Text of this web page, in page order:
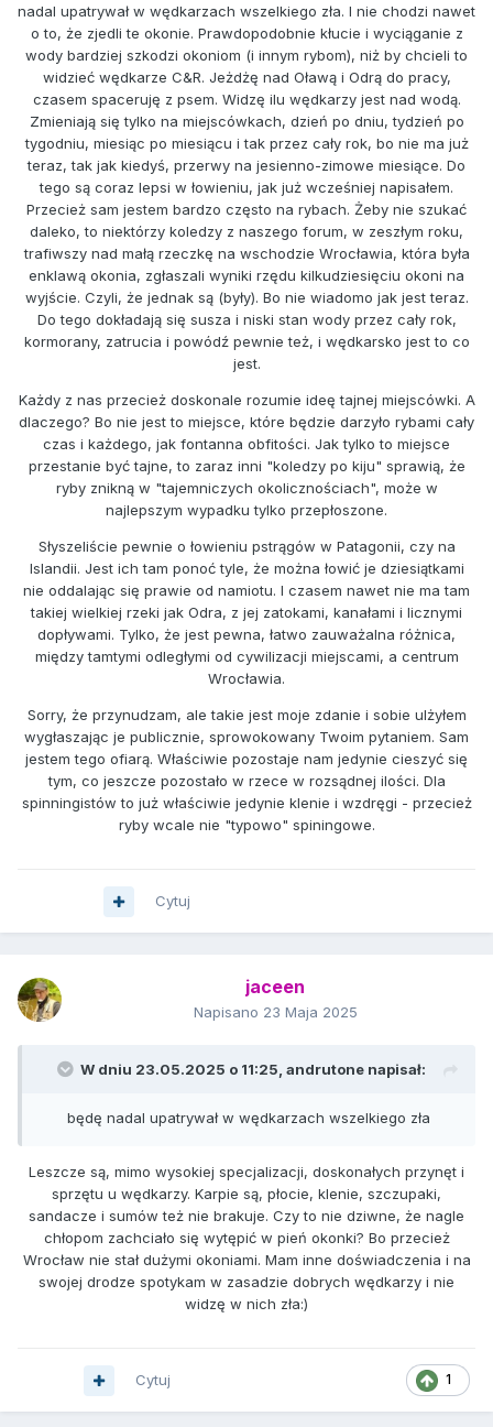
nadal upatrywał w wędkarzach wszelkiego zła. I nie chodzi nawet
o to, że zjedli te okonie. Prawdopodobnie kłucie i wyciąganie z
wody bardziej szkodzi okoniom (i innym rybom), niż by chcieli to
widzieć wędkarze C&R. Jeżdżę nad Oławą i Odrą do pracy,
czasem spaceruję z psem. Widzę ilu wędkarzy jest nad wodą.
Zmieniają się tylko na miejscówkach, dzień po dniu, tydzień po
tygodniu, miesiąc po miesiącu i tak przez cały rok, bo nie ma już
teraz, tak jak kiedyś, przerwy na jesienno-zimowe miesiące. Do
tego są coraz lepsi w łowieniu, jak już wcześniej napisałem.
Przecież sam jestem bardzo często na rybach. Żeby nie szukać
daleko, to niektórzy koledzy z naszego forum, w zeszłym roku,
trafiwszy nad małą rzeczkę na wschodzie Wrocławia, która była
enklawą okonia, zgłaszali wyniki rzędu kilkudziesięciu okoni na
wyjście. Czyli, że jednak są (były). Bo nie wiadomo jak jest teraz.
Do tego dokładają się susza i niski stan wody przez cały rok,
kormorany, zatrucia i powódź pewnie też, i wędkarsko jest to co
jest.
Każdy z nas przecież doskonale rozumie ideę tajnej miejscówki. A
dlaczego? Bo nie jest to miejsce, które będzie darzyło rybami cały
czas i każdego, jak fontanna obfitości. Jak tylko to miejsce
przestanie być tajne, to zaraz inni "koledzy po kiju" sprawią, że
ryby znikną w "tajemniczych okolicznościach", może w
najlepszym wypadku tylko przepłoszone.
Słyszeliście pewnie o łowieniu pstrągów w Patagonii, czy na
Islandii. Jest ich tam ponoć tyle, że można łowić je dziesiątkami
nie oddalając się prawie od namiotu. I czasem nawet nie ma tam
takiej wielkiej rzeki jak Odra, z jej zatokami, kanałami i licznymi
dopływami. Tylko, że jest pewna, łatwo zauważalna różnica,
między tamtymi odległymi od cywilizacji miejscami, a centrum
Wrocławia.
Sorry, że przynudzam, ale takie jest moje zdanie i sobie ulżyłem
wygłaszając je publicznie, sprowokowany Twoim pytaniem. Sam
jestem tego ofiarą. Właściwie pozostaje nam jedynie cieszyć się
tym, co jeszcze pozostało w rzece w rozsądnej ilości. Dla
spinningistów to już właściwie jedynie klenie i wzdręgi - przecież
ryby wcale nie "typowo" spiningowe.
Cytuj
jaceen
Napisano 23 Maja 2025
W dniu 23.05.2025 o 11:25, andrutone napisał:
będę nadal upatrywał w wędkarzach wszelkiego zła
Leszcze są, mimo wysokiej specjalizacji, doskonałych przynęt i
sprzętu u wędkarzy. Karpie są, płocie, klenie, szczupaki,
sandacze i sumów też nie brakuje. Czy to nie dziwne, że nagle
chłopom zachciało się wytępić w pień okonki? Bo przecież
Wrocław nie stał dużymi okoniami. Mam inne doświadczenia i na
swojej drodze spotykam w zasadzie dobrych wędkarzy i nie
widzę w nich zła:)
1
Cytuj